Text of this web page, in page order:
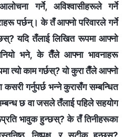
गर्ने, अविश्‍वासीहरूले गर्ने
पर्छन्। के तँ आफ्नो परिवारले गर्ने
यदि तँलाई लिखित रूपमा आफ्नो
भने, के तैँले आफ्ना भावनाहरू
त्यो काम गर्छस्? यो कुरा तैँले आफ्नो
गर्नुपर्छ भन्‍ने कुरासँग सम्बन्धित
छ वा जसले तँलाई पहिले सहयोग
भावुक हुन्छस्? के तँ तिनीहरूका